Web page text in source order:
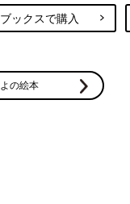
ワイト×コッパーゴ
シンプルなデザイン
ックスで購入
の絵本